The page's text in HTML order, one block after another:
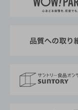
地域情報
サントリーサン
サントリーが
企業概要
採用情報